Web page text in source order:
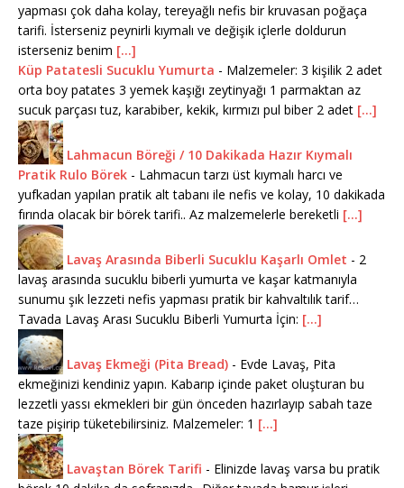
yapması çok daha kolay, tereyağlı nefis bir kruvasan poğaça
tarifi. İsterseniz peynirli kıymalı ve değişik içlerle doldurun
isterseniz benim [...]
Küp Patatesli Sucuklu Yumurta - Malzemeler: 3 kişilik 2 adet
orta boy patates 3 yemek kaşığı zeytinyağı 1 parmaktan az
sucuk parçası tuz, karabiber, kekik, kırmızı pul biber 2 adet [...]
Lahmacun Böreği / 10 Dakikada Hazır Kıymalı
Pratik Rulo Börek - Lahmacun tarzı üst kıymalı harcı ve
yufkadan yapılan pratik alt tabanı ile nefis ve kolay, 10 dakikada
fırında olacak bir börek tarifi.. Az malzemelerle bereketli [...]
Lavaş Arasında Biberli Sucuklu Kaşarlı Omlet - 2
lavaş arasında sucuklu biberli yumurta ve kaşar katmanıyla
sunumu şık lezzeti nefis yapması pratik bir kahvaltılık tarif…
Tavada Lavaş Arası Sucuklu Biberli Yumurta İçin: [...]
Lavaş Ekmeği (Pita Bread) - Evde Lavaş, Pita
ekmeğinizi kendiniz yapın. Kabarıp içinde paket oluşturan bu
lezzetli yassı ekmekleri bir gün önceden hazırlayıp sabah taze
taze pişirip tüketebilirsiniz. Malzemeler: 1 [...]
Lavaştan Börek Tarifi - Elinizde lavaş varsa bu pratik